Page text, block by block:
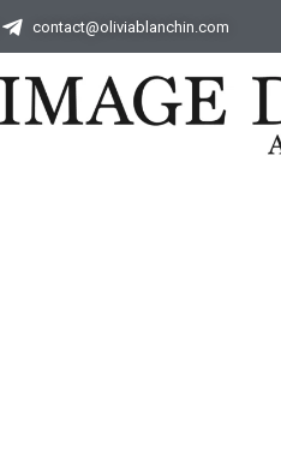
contact@oliviablanchin.com